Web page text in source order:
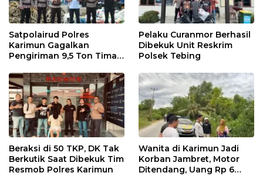
Satpolairud Polres
Karimun Gagalkan
Pengiriman 9,5 Ton Timah
Tersangka Diamankan
Pelaku Curanmor Berhasil
Dibekuk Unit Reskrim
Polsek Tebing
Beraksi di 50 TKP, DK Tak
Berkutik Saat Dibekuk Tim
Resmob Polres Karimun
Wanita di Karimun Jadi
Korban Jambret, Motor
Ditendang, Uang Rp 6